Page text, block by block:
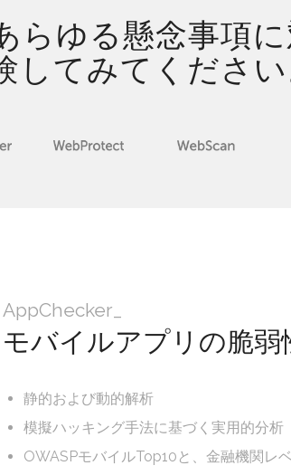
らゆる懸念事項に
てみてください
AppChecker_
モバイルアプリの脆弱
静的および動的解析
模擬ハッキング手法に基づく実用的分析
OWASPモバイルTop10と、金融機関レ